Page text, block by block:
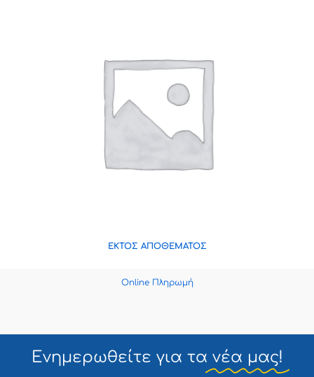
ΕΚΤΌΣ ΑΠΟΘΈΜΑΤΟΣ
Online Πληρωμή
Ενημερωθείτε για τα νέα μας!